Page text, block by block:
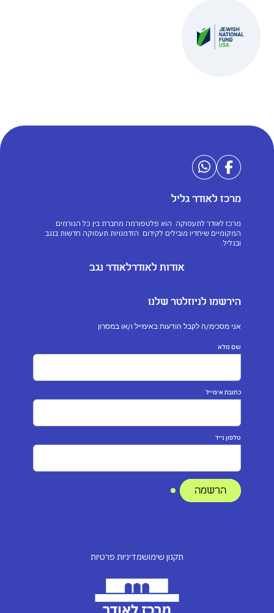
מרכז לאודר גליל
מרכז לאודר לתעסוקה הוא פלטפורמה מחברת בין כל הגורמים
המקומיים שיחדיו מובילים לקידום הזדמנויות תעסוקה חדשות בנגב
ובגליל.
אודות לאודרלאודר נגב
הירשמו לניוזלטר שלנו
אני מסכימ/ה לקבל הודעות באימייל ו/או במסרון
שם מלא
כתובת אימייל
טלפון נייד
תקנון שימושמדיניות פרטיות